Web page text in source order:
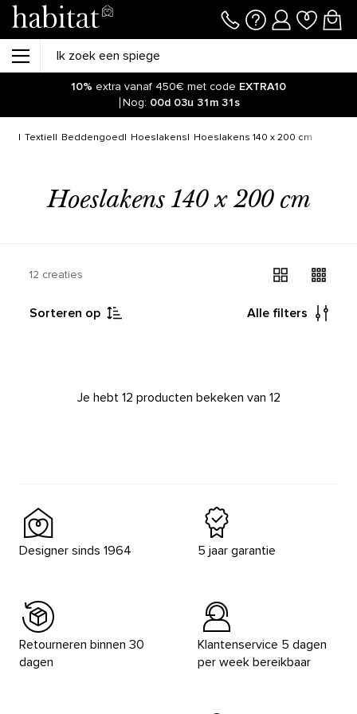
10% extra vanaf 450€ met code EXTRA10
Nog: 00d 03u 31m 31s
Textiel Beddengoed Hoeslakens Hoeslakens 140 x 200 cm
Hoeslakens 140 x 200 cm
12 creaties
Sorteren op Alle filters
Je hebt 12 producten bekeken van 12
Designer sinds 1964 5 jaar garantie
Retourneren binnen 30
dagen
Klantenservice 5 dagen
per week bereikbaar